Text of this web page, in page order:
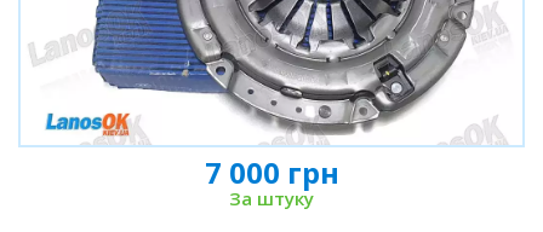
7 000 грн
За штуку